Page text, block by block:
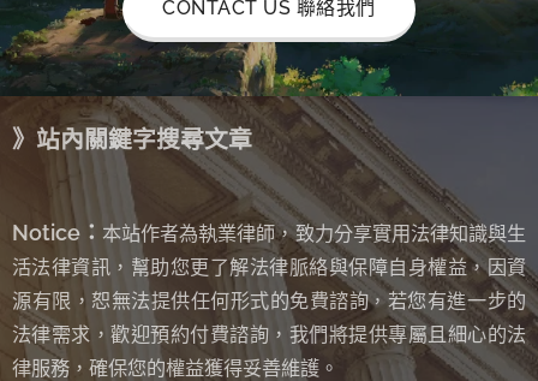
CONTACT US 聯絡我們
》站內關鍵字搜尋文章
Notice： 本站作者為執業律師，致力分享實用法律知識與生
活法律資訊，幫助您更了解法律脈絡與保障自身權益，因資
源有限，恕無法提供任何形式的免費諮詢， 若您有進一步的
法律需求，歡迎預約付費諮詢，我們將提供專屬且細心的法
律服務，確保您的權益獲得妥善維護。